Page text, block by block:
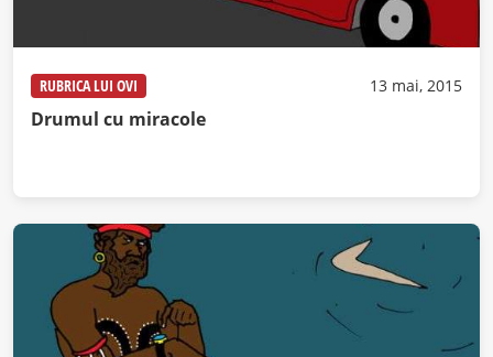
RUBRICA LUI OVI 13 mai, 2015
Drumul cu miracole